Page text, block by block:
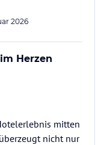
2026
Herzen
mitten
nicht nur